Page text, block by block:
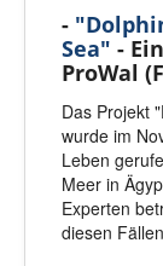
-
Sea" -
ProWal
Das Projekt
wurde im
Leben
Meer in
Experten
diesen